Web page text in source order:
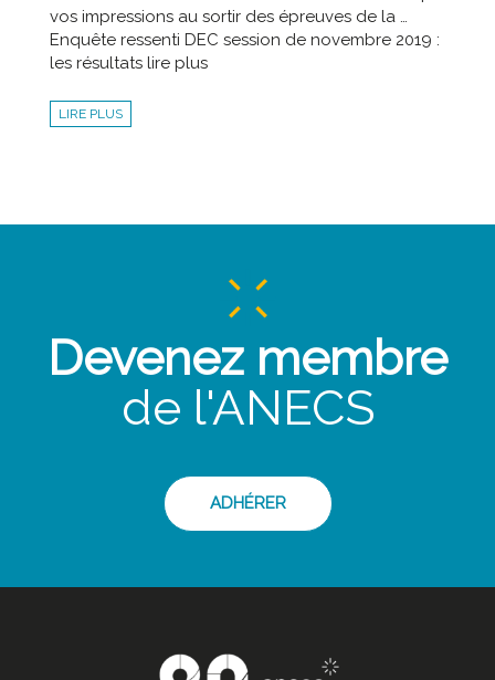
vos impressions au sortir des épreuves de la …
Enquête ressenti DEC session de novembre 2019 :
les résultats lire plus
LIRE PLUS
Devenez membre
de l'ANECS
ADHÉRER